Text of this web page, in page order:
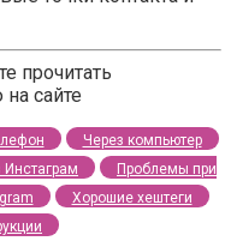
прочитать
сайте
Через компьютер
Инстаграм
Проблемы при
Хорошие хештеги